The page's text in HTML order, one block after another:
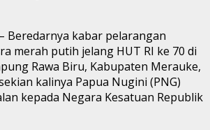
Beredarnya kabar pelarangan
merah putih jelang HUT RI ke 70 di
Rawa Biru, Kabupaten Merauke,
kalinya Papua Nugini (PNG)
kepada Negara Kesatuan Republik